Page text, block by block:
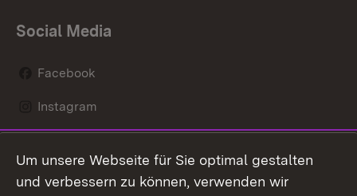
Social Media
Facebook
Instagram
Social Wall
Um unsere Webseite für Sie optimal gestalten
und verbessern zu können, verwenden wir